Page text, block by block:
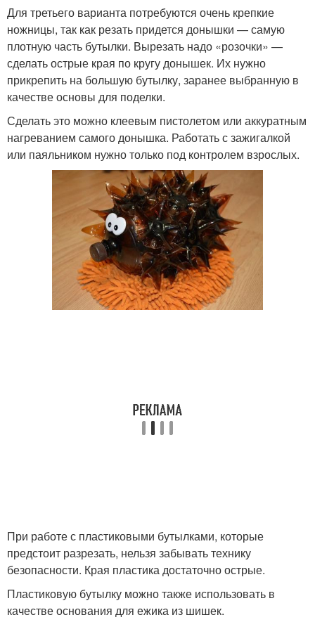
Для третьего варианта потребуются очень крепкие
ножницы, так как резать придется донышки — самую
плотную часть бутылки. Вырезать надо «розочки» —
сделать острые края по кругу донышек. Их нужно
прикрепить на большую бутылку, заранее выбранную в
качестве основы для поделки.
Сделать это можно клеевым пистолетом или аккуратным
нагреванием самого донышка. Работать с зажигалкой
или паяльником нужно только под контролем взрослых.
При работе с пластиковыми бутылками, которые
предстоит разрезать, нельзя забывать технику
безопасности. Края пластика достаточно острые.
Пластиковую бутылку можно также использовать в
качестве основания для ежика из шишек.